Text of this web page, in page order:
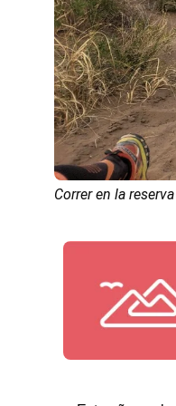
Correr en la